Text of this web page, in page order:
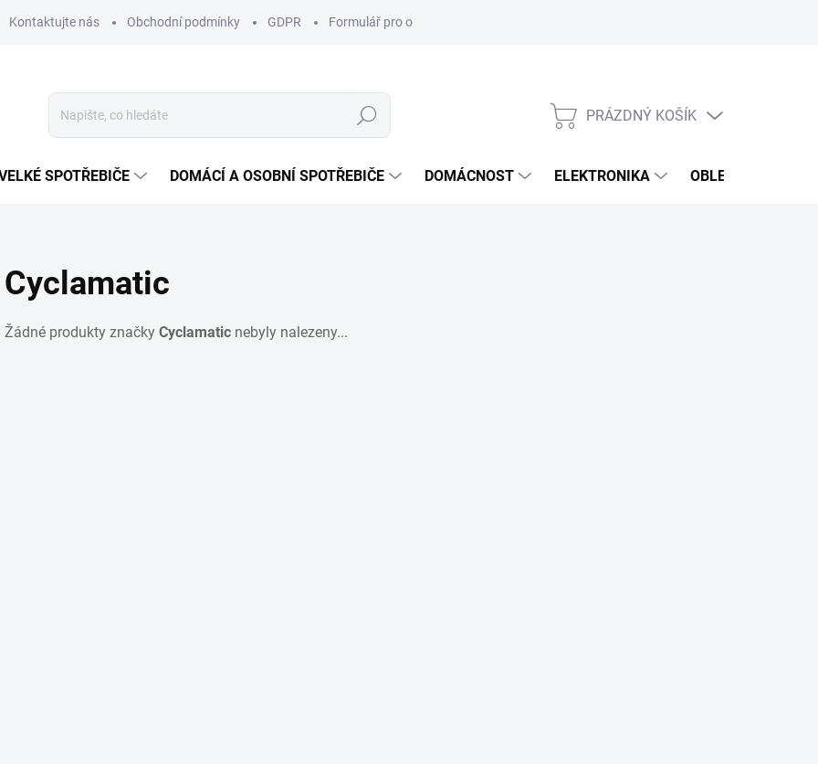
Kontaktujte nás Obchodní podmínky GDPR Formulář pro odstoupení od smlouvy
Hledat
NÁKUPNÍ
PRÁZDNÝ KOŠÍK
SPOTŘEBIČE DOMÁCÍ A OSOBNÍ SPOTŘEBIČE DOMÁCNOST ELEKTRONIKA OBLEČENÍ, OBUV
Cyclamatic
Žádné produkty značky Cyclamatic nebyly nalezeny...